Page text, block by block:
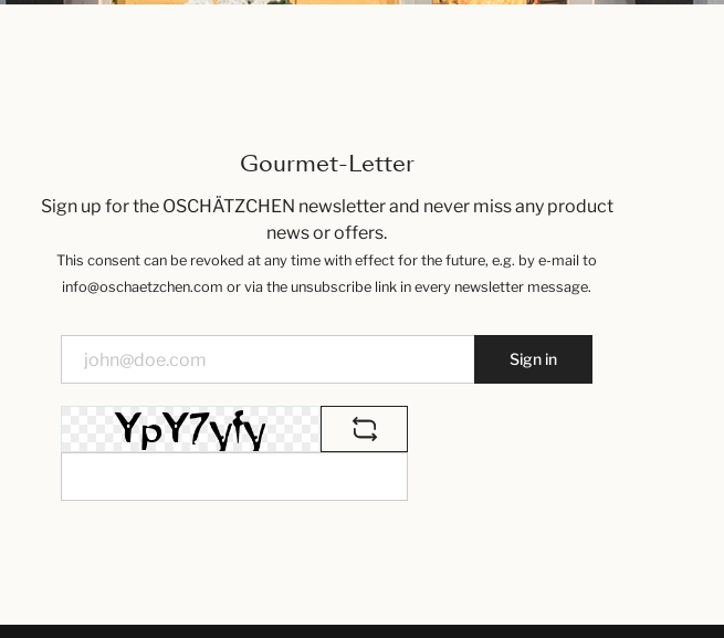
Gourmet-Letter
Sign up for the OSCHÄTZCHEN newsletter and never miss any product
news or offers.
This consent can be revoked at any time with effect for the future, e.g. by e-mail to
info@oschaetzchen.com or via the unsubscribe link in every newsletter message.
Sign in